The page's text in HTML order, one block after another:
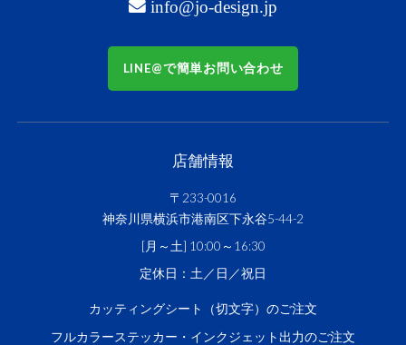
info@jo-design.jp
LINE@で簡単お問い合わせ
店舗情報
〒233-0016
神奈川県横浜市港南区下永谷5-44-2
[月～土] 10:00～16:30
定休日：土／日／祝日
カッティングシート（切文字）のご注文
フルカラーステッカー・インクジェット出力のご注文